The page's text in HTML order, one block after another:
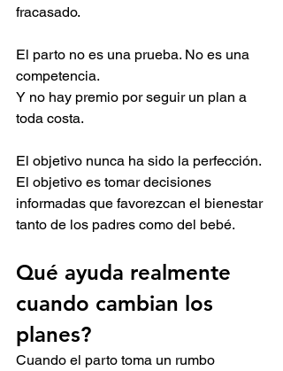
fracasado.
El parto no es una prueba. No es una
competencia.
Y no hay premio por seguir un plan a
toda costa.
El objetivo nunca ha sido la perfección.
El objetivo es tomar decisiones
informadas que favorezcan el bienestar
tanto de los padres como del bebé.
Qué ayuda realmente
cuando cambian los
planes?
Cuando el parto toma un rumbo